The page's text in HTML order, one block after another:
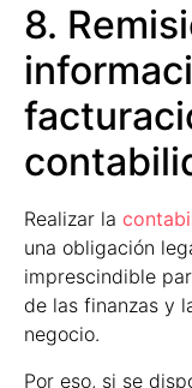
8.
Realizar la
una obligación
imprescindible
de las finanzas y
negocio.
Por eso, si se